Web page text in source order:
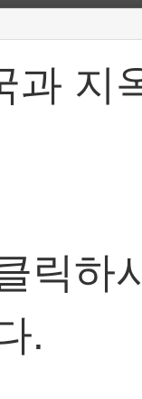
과 지
릭하
.